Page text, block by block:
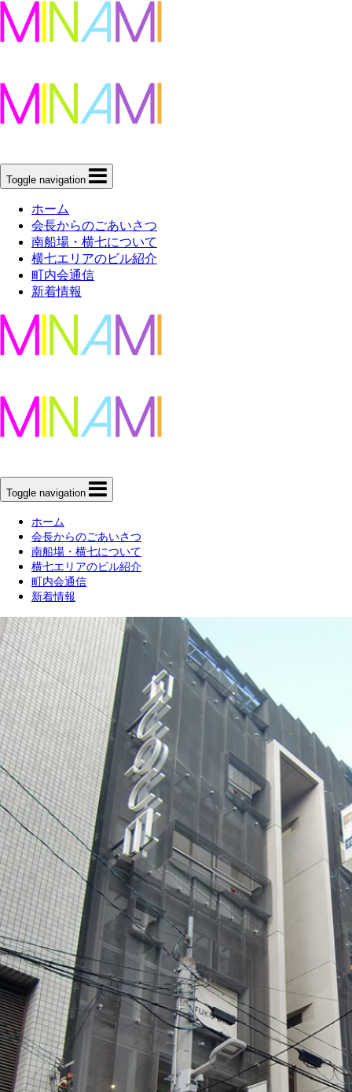
Toggle navigation
ホーム
会長からのごあいさつ
南船場・横七について
横七エリアのビル紹介
町内会通信
新着情報
Toggle navigation
ホーム
会長からのごあいさつ
南船場・横七について
横七エリアのビル紹介
町内会通信
新着情報